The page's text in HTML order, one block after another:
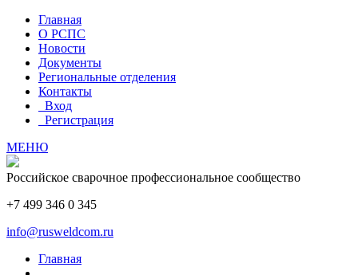
Главная
О РСПС
Новости
Документы
Региональные отделения
Контакты
Вход
Регистрация
МЕНЮ
Российское сварочное профессиональное сообщество
+7 499 346 0 345
info@rusweldcom.ru
Главная